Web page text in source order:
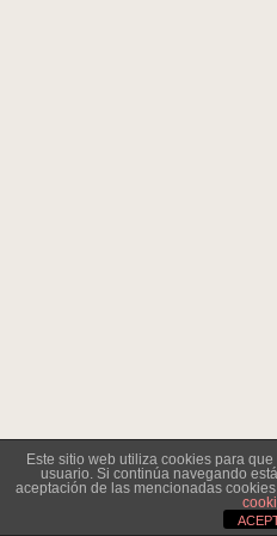
Este sitio web utiliza cookies para
usuario. Si continúa navegando
aceptación de las mencionadas